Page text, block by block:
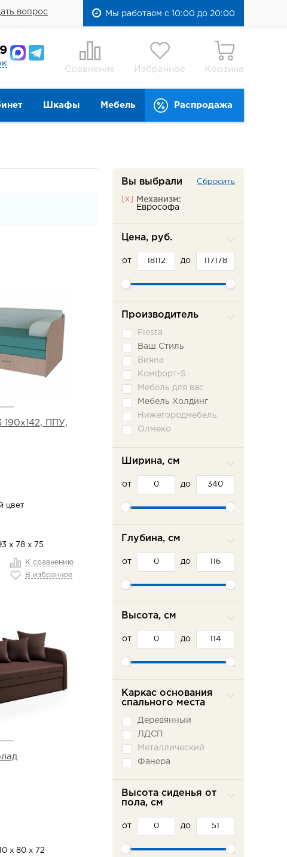
вопрос Мы работаем с 10:00 до 20:00
Сравнение Избранное Корзина
Шкафы Мебель Распродажа
ППУ,
цвет
х 78 х 75
К сравнению
В избранное
х 80 х 72
Вы выбрали Сбросить
[x]
Механизм:
Еврософа
Цена, руб.
от до
Производитель
Fiesta
Ваш Стиль
Вияна
Комфорт-S
Мебель для вас
Мебель Холдинг
Нижегородмебель
Олмеко
Фламинго
Ширина, см
от до
Глубина, см
от до
Высота, см
от до
Каркас основания
спального места
Деревянный
ЛДСП
Металлический
Фанера
Высота сиденья от
пола, см
от до